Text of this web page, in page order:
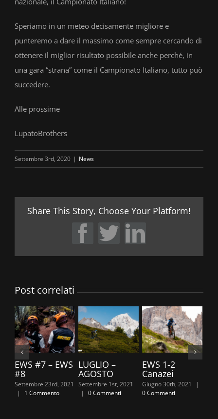
Speriamo in un meteo decisamente migliore e
punteremo a dare il massimo come sempre cercando di
ottenere il miglior risultato possibile anche perché, in
una gara “strana” come il Campionato Italiano, tutto può
succedere.
Alle prossime
LupatoBrothers
Settembre 3rd, 2020 | News
Share This Story, Choose Your Platform!
Facebook
TwitterLinkedIn
Post correlati
EWS #7 – EWS
#8
Settembre 23rd, 2021
|
1 Commento
LUGLIO –
AGOSTO
Settembre 1st, 2021
|
0 Commenti
EWS 1-2
Canazei
Giugno 30th, 2021
|
0 Commenti